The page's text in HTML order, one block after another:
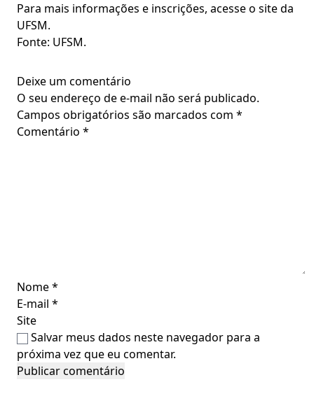
Para mais informações e inscrições, acesse o site da
UFSM.
Fonte: UFSM.
Deixe um comentário
O seu endereço de e-mail não será publicado.
Campos obrigatórios são marcados com *
Comentário *
Nome*
E-mail *
Site
Salvar meus dados neste navegador para a
próxima vez que eu comentar.